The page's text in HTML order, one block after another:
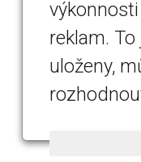
reklam.
uloženy,